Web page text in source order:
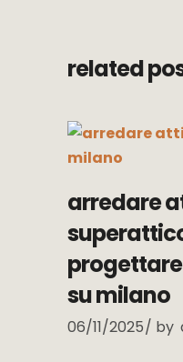
related
arredare
su milano
06/11/2025 by